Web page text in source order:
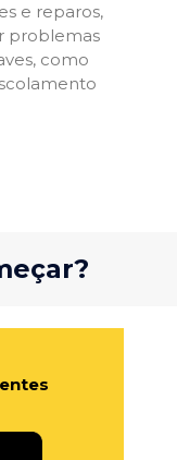
e reparos,
problemas
como